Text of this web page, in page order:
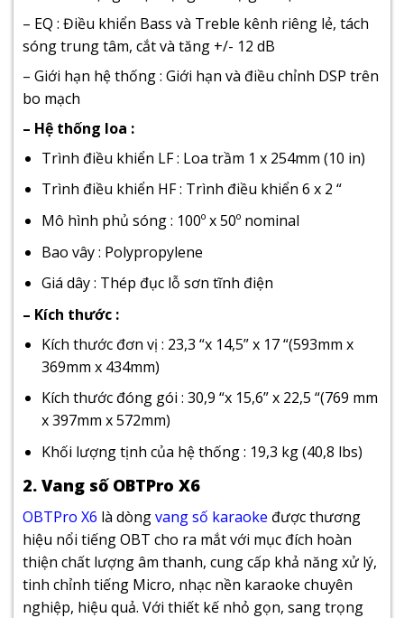
– EQ : Điều khiển Bass và Treble kênh riêng lẻ, tách
sóng trung tâm, cắt và tăng +/- 12 dB
– Giới hạn hệ thống : Giới hạn và điều chỉnh DSP trên
bo mạch
– Hệ thống loa :
Trình điều khiển LF : Loa trầm 1 x 254mm (10 in)
Trình điều khiển HF : Trình điều khiển 6 x 2 “
Mô hình phủ sóng : 100º x 50º nominal
Bao vây : Polypropylene
Giá dây : Thép đục lỗ sơn tĩnh điện
– Kích thước :
Kích thước đơn vị : 23,3 “x 14,5” x 17 “(593mm x
369mm x 434mm)
Kích thước đóng gói : 30,9 “x 15,6” x 22,5 “(769 mm
x 397mm x 572mm)
Khối lượng tịnh của hệ thống : 19,3 kg (40,8 lbs)
2. Vang số OBTPro X6
OBTPro X6 là dòngvang số karaoke được thương
hiệu nổi tiếng OBT cho ra mắt với mục đích hoàn
thiện chất lượng âm thanh, cung cấp khả năng xử lý,
tinh chỉnh tiếng Micro, nhạc nền karaoke chuyên
nghiệp, hiệu quả. Với thiết kế nhỏ gọn, sang trọng